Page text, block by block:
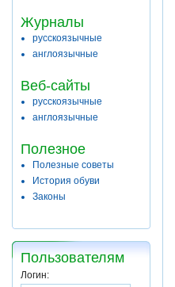
Журналы
русскоязычные
англоязычные
Веб-сайты
русскоязычные
англоязычные
Полезное
Полезные советы
История обуви
Законы
Пользователям
Логин: